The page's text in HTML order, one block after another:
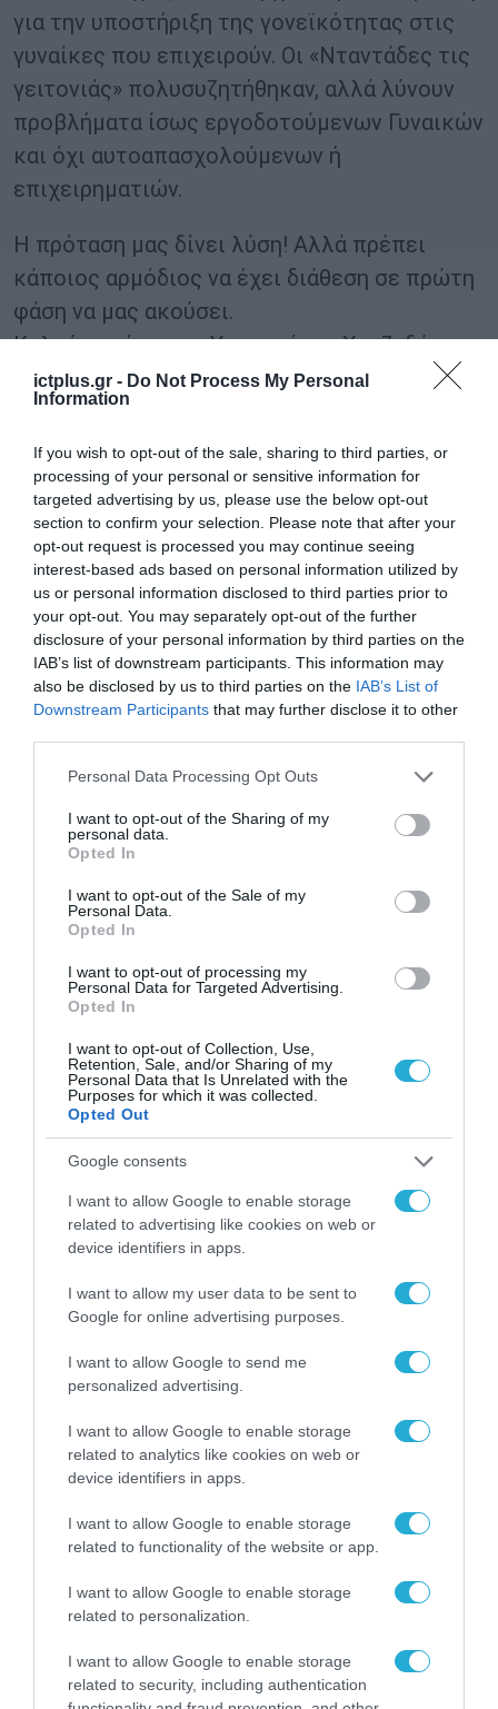
ictplus.gr - Do Not Process My Personal
Information
If you wish to opt-out of the sale, sharing to third parties, or
processing of your personal or sensitive information for
targeted advertising by us, please use the below opt-out
section to confirm your selection. Please note that after your
opt-out request is processed you may continue seeing
interest-based ads based on personal information utilized by
us or personal information disclosed to third parties prior to
your opt-out. You may separately opt-out of the further
disclosure of your personal information by third parties on the
IAB’s list of downstream participants. This information may
also be disclosed by us to third parties on the IAB’s List of
Downstream Participants that may further disclose it to other
Please note that this website/app uses one or more Google
not limited to your visit or usage behaviour. You may click to
grant or deny consent to Google and its third-party tags to
use your data for below specified purposes in below Google
consent section.
Personal Data Processing Opt Outs
I want to opt-out of the Sharing of my
personal data.
Opted In
I want to opt-out of the Sale of my
Personal Data.
Opted In
I want to opt-out of processing my
Personal Data for Targeted Advertising.
Opted In
I want to opt-out of Collection, Use,
Retention, Sale, and/or Sharing of my
Personal Data that Is Unrelated with the
Purposes for which it was collected.
Opted Out
Google consents
I want to allow Google to enable storage
related to advertising like cookies on web or
device identifiers in apps.
I want to allow my user data to be sent to
Google for online advertising purposes.
I want to allow Google to send me
personalized advertising.
I want to allow Google to enable storage
related to analytics like cookies on web or
device identifiers in apps.
I want to allow Google to enable storage
related to functionality of the website or app.
I want to allow Google to enable storage
related to personalization.
I want to allow Google to enable storage
related to security, including authentication
για την υποστήριξη της γονεϊκότητας στις
γυναίκες που επιχειρούν. Οι «Νταντάδες τις
γειτονιάς» πολυσυζητήθηκαν, αλλά λύνουν
προβλήματα ίσως εργοδοτούμενων Γυναικών
και όχι αυτοαπασχολούμενων ή
επιχειρηματιών.
Η πρόταση μας δίνει λύση! Αλλά πρέπει
κάποιος αρμόδιος να έχει διάθεση σε πρώτη
φάση να μας ακούσει.
Καλούμε τόσο τον Υπουργό, κο Χατζηδάκη,
καθ’ ύλην αρμόδιο, όσο και τον Υφυπουργό,
κο Τσακίρη να μεριμνήσουν στο σχεδιασμό
Οικονομικό και Θεσμικό της υποστήριξης
της γονεϊκής μέριμνας για κάθε γυναίκα,
Επιχειρηματία, Επαγγελματία Αγρότισσα,
Οικοτέχνισσα.
«Είμαστε έτοιμες να ξεκινήσουμε καινούριο
κύκλο προσπάθειας διαβούλευσης με τα
Υπουργεία. Αν δεν δημιουργηθούν υποδομές
για την επόμενη μέρα, ανάπτυξη με
δεν πρόκειται να δούμε» τονίζει η κα
ΡΟΗ ΕΙΔΗΣΕΩΝ
Το χρηματοδοτούμενο